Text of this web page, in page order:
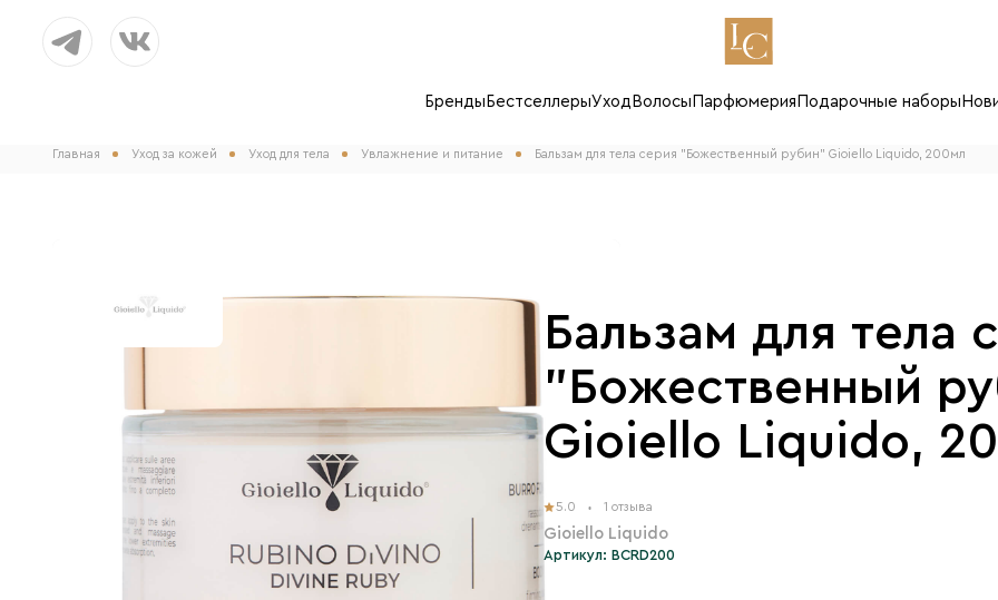
Бренды БестселлерыУход Волосы Парфюмерия Подарочные наборы
Главная Уход за кожей Уход для тела Увлажнение и питание Бальзам для тела серия "Божественный рубин" Gioiello Liquido, 200мл
Бальзам для тела
"Божественный
Gioiello Liquido,
5.0 1 отзыва
Gioiello Liquido
Артикул: BCRD200